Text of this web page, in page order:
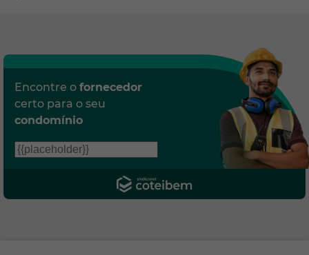
Encontre o fornecedor
certo para o seu
condomínio